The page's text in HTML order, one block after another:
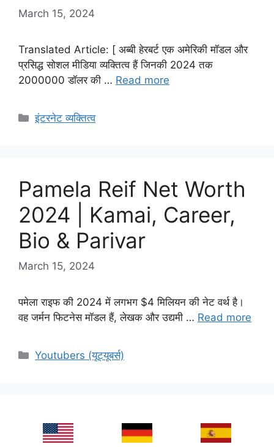
March 15, 2024
Translated Article: [ अब्बी हेरबर्ट एक अमेरिकी मॉडल और
प्रसिद्ध सोशल मीडिया व्यक्तित्व हैं जिनकी 2024 तक
2000000 डॉलर की … Read more
Categories
इंटरनेट व्यक्तित्व
Pamela Reif Net Worth
2024 | Kamai, Career,
Bio & Parivar
March 15, 2024
पमेला राइफ की 2024 में लगभग $4 मिलियन की नेट वर्थ है।
वह जर्मन फिटनेस मॉडल हैं, लेखक और उद्यमी … Read more
Categories
Youtubers (यूट्यूबर्स)